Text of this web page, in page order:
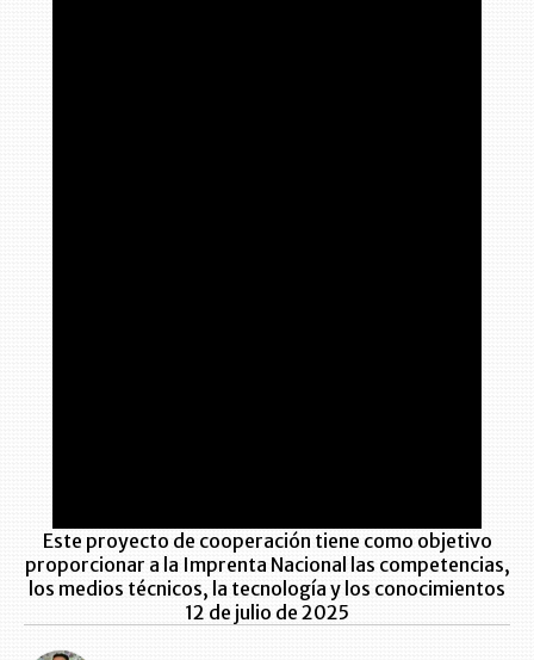
Este proyecto de cooperación tiene como objetivo
proporcionar a la Imprenta Nacional las competencias,
los medios técnicos, la tecnología y los conocimientos
12 de julio de 2025